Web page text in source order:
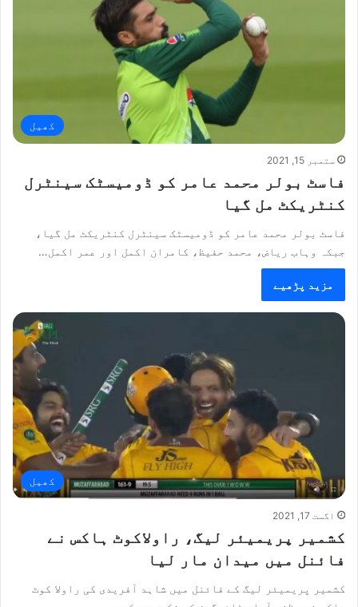
کھیل
ستمبر 15, 2021
فاسٹ بولر محمد عامر کو ڈومیسٹک سینٹرل
کنٹریکٹ مل گیا
فاسٹ بولر محمد عامر کو ڈومیسٹک سینٹرل کنٹریکٹ مل گیا،
جبکہ وہاب ریاض، محمد حفیظ، کامران اکمل اور عمر اکمل…
مزید پڑھیے
کھیل
اگست 17, 2021
کشمیر پریمیئر لیگ، راولاکوٹ ہاکس نے
فائنل میں میدان مار لیا
کشمیر پریمیئر لیگ کے فائنل میں شاہد آفریدی کی راولا کوٹ